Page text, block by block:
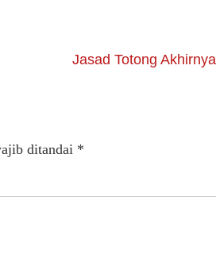
Jasad Totong
ditandai *